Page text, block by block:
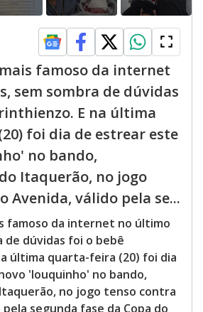
famoso da internet
sem sombra de dúvidas
E na última
foi dia de estrear este
no bando,
Itaquerão, no jogo
Avenida, válido pela se...
famoso da internet no último
de dúvidas foi o bebê
última quarta-feira (20) foi dia
'louquinho' no bando,
no jogo tenso contra
segunda fase da Copa do